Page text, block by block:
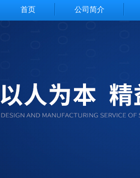
首页 公司简介